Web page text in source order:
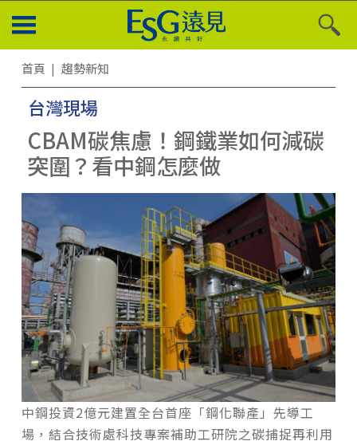
首頁 趨勢新知
台灣現場
CBAM碳焦慮！鋼鐵業如何減碳
突圍？看中鋼怎麼做
中鋼投資2億元建置全台首座「鋼化聯產」先導工
場，結合技術處科技專案補助工研院之碳捕捉再利用